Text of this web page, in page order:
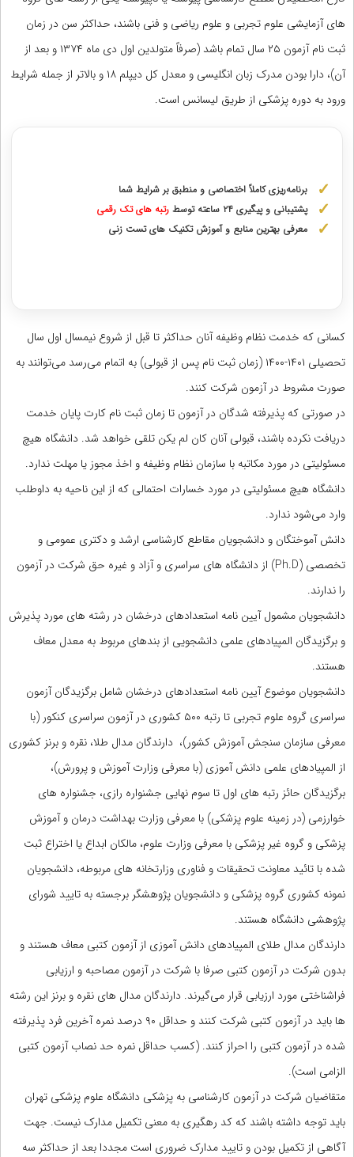
های آزمایشی علوم تجربی و علوم ریاضی و فنی باشند، حداکثر سن در زمان
ثبت نام آزمون ۲۵ سال تمام باشد (صرفاً متولدین اول دی ماه ۱۳۷۴ و بعد از
آن)، دارا بودن مدرک زبان انگلیسی و معدل کل دیپلم ۱۸ و بالاتر از جمله شرایط
ورود به دوره پزشکی از طریق لیسانس است.
برنامه‌ریزی کاملاً اختصاصی و منطبق بر شرایط شما
پشتیبانی و پیگیری ۲۴ ساعته توسط
رتبه‌ های تک رقمی
معرفی بهترین منابع و آموزش تکنیک های تست زنی
کسانی که خدمت نظام وظیفه آنان حداکثر تا قبل از شروع نیمسال اول سال
تحصیلی ۱۴۰۱-۱۴۰۰ (زمان ثبت نام پس از قبولی) به اتمام می‌رسد می‌توانند به
صورت مشروط در آزمون شرکت کنند.
در صورتی که پذیرفته شدگان در آزمون تا زمان ثبت نام کارت پایان خدمت
دریافت نکرده باشند، قبولی آنان کان لم یکن تلقی خواهد شد. دانشگاه هیچ
مسئولیتی در مورد مکاتبه با سازمان نظام وظیفه و اخذ مجوز یا مهلت ندارد.
دانشگاه هیچ مسئولیتی در مورد خسارات احتمالی که از این ناحیه به داوطلب
وارد می‌شود ندارد.
دانش آموختگان و دانشجویان مقاطع کارشناسی ارشد و دکتری عمومی و
تخصصی (Ph.D) از دانشگاه های سراسری و آزاد و غیره حق شرکت در آزمون
را ندارند.
دانشجویان مشمول آیین نامه استعدادهای درخشان در رشته های مورد پذیرش
و برگزیدگان المپیادهای علمی دانشجویی از بندهای مربوط به معدل معاف
هستند.
دانشجویان موضوع آیین نامه استعدادهای درخشان شامل برگزیدگان آزمون
سراسری گروه علوم تجربی تا رتبه ۵۰۰ کشوری در آزمون سراسری کنکور (با
معرفی سازمان سنجش آموزش کشور)، دارندگان مدال طلا، نقره و برنز کشوری
از المپیادهای علمی دانش آموزی (با معرفی وزارت آموزش و پرورش)،
برگزیدگان حائز رتبه های اول تا سوم نهایی جشنواره رازی، جشنواره های
خوارزمی (در زمینه علوم پزشکی) با معرفی وزارت بهداشت درمان و آموزش
پزشکی و گروه غیر پزشکی با معرفی وزارت علوم، مالکان ابداع یا اختراع ثبت
شده با تائید معاونت تحقیقات و فناوری وزارتخانه های مربوطه، دانشجویان
نمونه کشوری گروه پزشکی و دانشجویان پژوهشگر برجسته به تایید شورای
پژوهشی دانشگاه هستند.
دارندگان مدال طلای المپیادهای دانش آموزی از آزمون کتبی معاف هستند و
بدون شرکت در آزمون کتبی صرفا با شرکت در آزمون مصاحبه و ارزیابی
فراشناختی مورد ارزیابی قرار می‌گیرند. دارندگان مدال های نقره و برنز این رشته
ها باید در آزمون کتبی شرکت کنند و حداقل ۹۰ درصد نمره آخرین فرد پذیرفته
شده در آزمون کتبی را احراز کنند. (کسب حداقل نمره حد نصاب آزمون کتبی
الزامی است).
متقاضیان شرکت در آزمون کارشناسی به پزشکی دانشگاه علوم پزشکی تهران
باید توجه داشته باشند که کد رهگیری به معنی تکمیل مدارک نیست. جهت
آگاهی از تکمیل بودن و تایید مدارک ضروری است مجددا بعد از حداکثر سه